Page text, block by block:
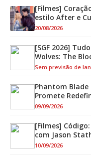
[Filmes]
estilo After e
20/08/2026
[SGF 2026]
Wolves: The
Sem previsão de
Phantom Blade
Promete
09/09/2026
[Filmes]
com Jason
10/09/2026